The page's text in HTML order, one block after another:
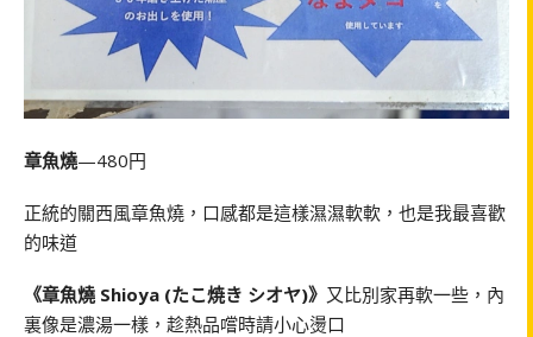
章魚燒—480円
正統的關西風章魚燒，口感都是這樣濕濕軟軟，也是我最喜歡
的味道
《章魚燒 Shioya (たこ焼き シオヤ)》 又比別家再軟一些，內
裏像是濃湯一樣，趁熱品嚐時請小心燙口